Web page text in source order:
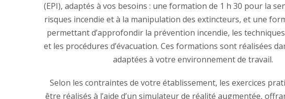
(EPI), adaptés à vos besoins : une formation de 1 h 30 pour la
risques incendie et à la manipulation des extincteurs, et une
permettant d’approfondir la prévention incendie, les
et les procédures d’évacuation. Ces formations sont réalisées
adaptées à votre environnement de travail.
Selon les contraintes de votre établissement, les exercices
être réalisés à l’aide d’un simulateur de réalité augmentée,